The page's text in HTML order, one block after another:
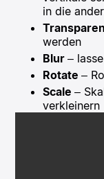
in die
werden
Blur–
Rotate–
Scale–
verkleinern